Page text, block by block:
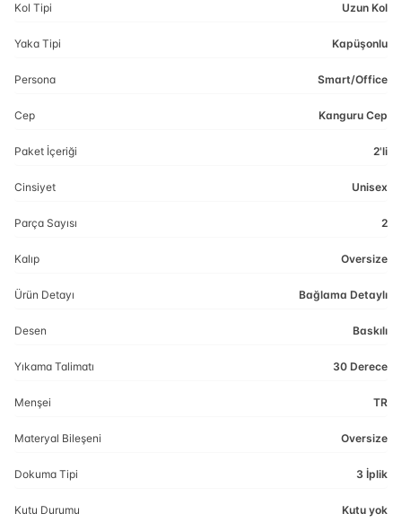
Kol Tipi Uzun Kol
Yaka Tipi Kapüşonlu
Persona Smart/Office
Cep Kanguru Cep
Paket İçeriği 2'li
Cinsiyet Unisex
Parça Sayısı 2
Kalıp Oversize
Ürün Detayı Bağlama Detaylı
Desen Baskılı
Yıkama Talimatı 30 Derece
Menşei TR
Materyal Bileşeni Oversize
Dokuma Tipi 3 İplik
Kutu Durumu Kutu yok